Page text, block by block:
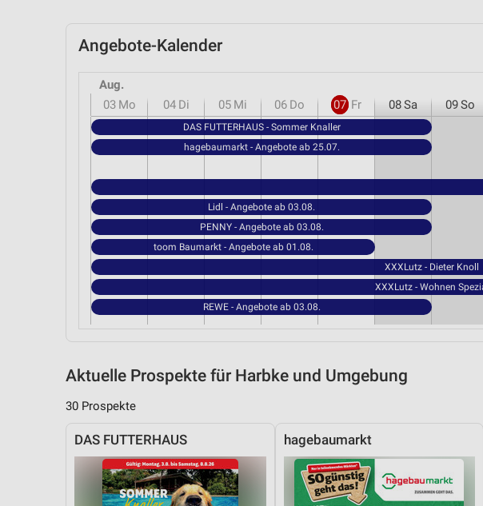
Angebote-Kalender
Aug.
03 Mo 04 Di 05 Mi 06 Do 07 Fr 08Sa 09So
DAS FUTTERHAUS - Sommer Knaller
hagebaumarkt - Angebote ab 25.07.
Lidl - Angebote ab 03.08.
PENNY - Angebote ab 03.08.
toom Baumarkt - Angebote ab 01.08.
XXXLutz - Dieter Knoll
XXXLutz - Wohnen
REWE - Angebote ab 03.08.
Aktuelle Prospekte für Harbke und Umgebung
30 Prospekte
DAS FUTTERHAUS hagebaumarkt